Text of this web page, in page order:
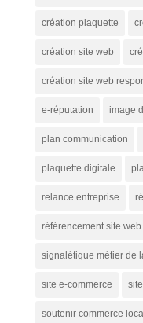
création plaquette
création site web
création site web
e-réputation image
plan communication
plaquette digitale
relance entreprise
référencement site web
signalétique métier de
site e-commerce
soutenir commerce